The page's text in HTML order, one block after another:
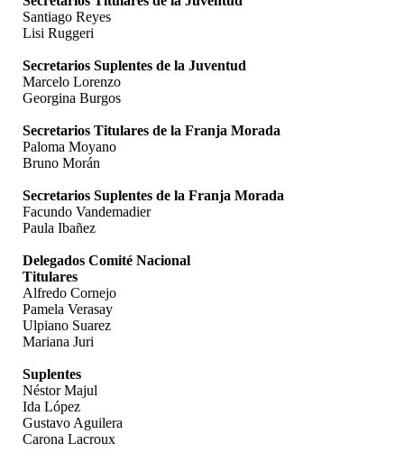
Santiago Reyes
Lisi Ruggeri
Secretarios Suplentes de la Juventud
Marcelo Lorenzo
Georgina Burgos
Secretarios Titulares de la Franja Morada
Paloma Moyano
Bruno Morán
Secretarios Suplentes de la Franja Morada
Facundo Vandemadier
Paula Ibañez
Delegados Comité Nacional
Titulares
Alfredo Cornejo
Pamela Verasay
Ulpiano Suarez
Mariana Juri
Suplentes
Néstor Majul
Ida López
Gustavo Aguilera
Carona Lacroux